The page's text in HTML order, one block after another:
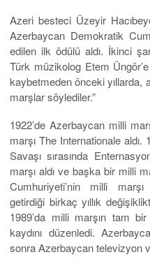
Azeri besteci Üzeyir
Azerbaycan Demokratik
edilen ilk ödülü aldı. İkinci
Türk müzikolog Etem Üngör’e
kaybetmeden önceki
marşlar söylediler.”
1922’de Azerbaycan milli
marşı The Internationale
Savaşı sırasında
marşı aldı ve başka bir milli
Cumhuriyeti’nin milli marşı
getirdiği birkaç yıllık
1989’da milli marşın tam
kaydını düzenledi.
sonra Azerbaycan televizyon